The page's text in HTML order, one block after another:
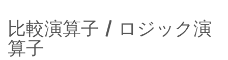
比較演算子 / ロジック演
算子